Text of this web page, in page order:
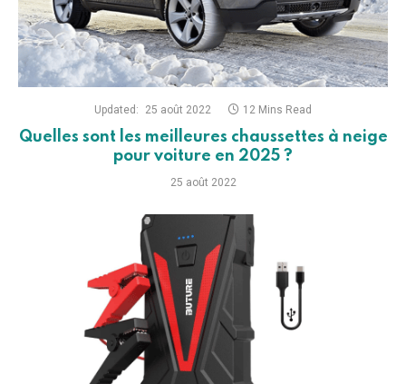
Updated: 25 août 2022 12 Mins Read
Quelles sont les meilleures chaussettes à neige
pour voiture en 2025 ?
25 août 2022